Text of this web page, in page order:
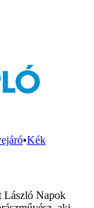
•Kék
László Napok